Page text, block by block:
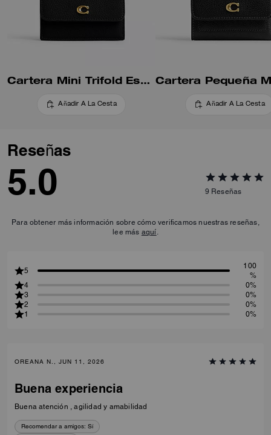
Cartera Mini Trifold Esencial
Añadir A La Cesta Añadir A La Cesta
Reseñas
5.0 9 Reseñas
Para obtener más información sobre cómo verificamos nuestras reseñas,
lee más aquí
5
100
%
4
0%
3
0%
2
0%
1
0%
OREANA N., JUN 11, 2026
Buena experiencia
Buena atención , agilidad y amabilidad
Recomendar a amigos: Sí